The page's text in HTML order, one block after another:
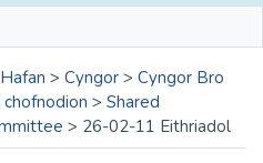
Hafan > Cyngor > Cyngor Bro
> Shared
> 26-02-11 Eithriadol